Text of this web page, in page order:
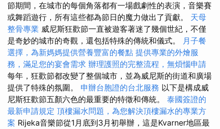
節期間，在城市的每個角落都有一場戲劇性的表演，音樂賽
或舞蹈遊行，所有這些都為節日的魔力做出了貢獻。 天母
整骨專業 威尼斯狂歡節一直被遊客著迷了幾個世紀，不僅
是奇妙的城市的奇觀，還包括特殊的傳統和儀式。 月子餐
選擇，為新媽媽提供營養豐富的餐點 提供專業的外燴服
務，滿足您的宴會需求 辦理護照的完整流程，無煩惱申請
每年，狂歡節都改變了整個城市，並為威尼斯的街道和廣場
提供了特殊的氛圍。 申辦台胞證的台北服務 以下是構成威
尼斯狂歡節五顏六色的最重要的特徵和傳統。 泰國簽證的
最新申請規定 頂樓漏水問題，為您解決頂樓漏水的專業方
案 Rijeka音樂節從1月底到3月初舉辦，這是Kvarner地區最